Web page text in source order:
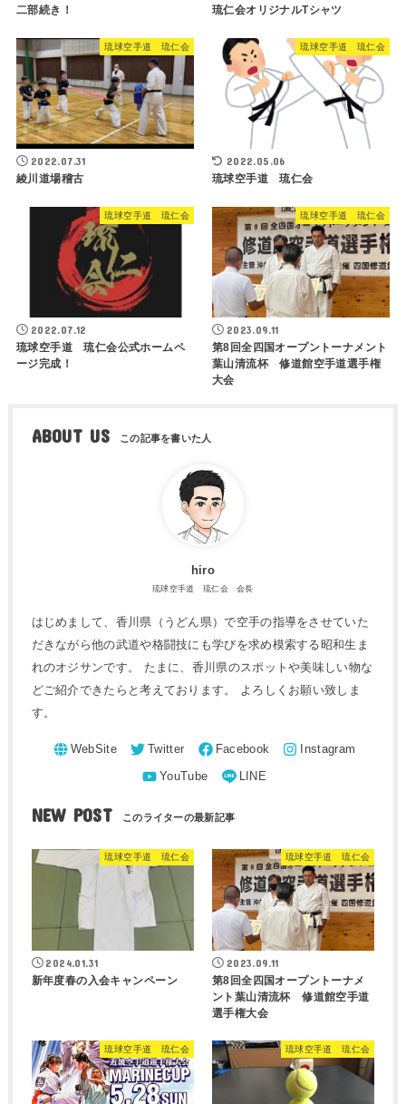
二部続き！ 琉仁会オリジナルTシャツ
琉球空手道 琉仁会
2022.07.31
綾川道場稽古
琉球空手道 琉仁会
2022.05.06
琉球空手道 琉仁会
琉球空手道 琉仁会
2022.07.12
琉球空手道 琉仁会公式ホームペ
ージ完成！
琉球空手道 琉仁会
2023.09.11
第8回全四国オープントーナメント
葉山清流杯 修道館空手道選手権
大会
ABOUT US
hiro
琉球空手道 琉仁会 会長
はじめまして、香川県（うどん県）で空手の指導をさせていた
だきながら他の武道や格闘技にも学びを求め模索する昭和生ま
れのオジサンです。 たまに、香川県のスポットや美味しい物な
どご紹介できたらと考えております。 よろしくお願い致しま
す。
NEW POST
琉球空手道 琉仁会
2024.01.31
新年度春の入会キャンペーン
琉球空手道 琉仁会
2023.09.11
第8回全四国オープントーナメ
ント葉山清流杯 修道館空手道
選手権大会
琉球空手道 琉仁会 琉球空手道 琉仁会